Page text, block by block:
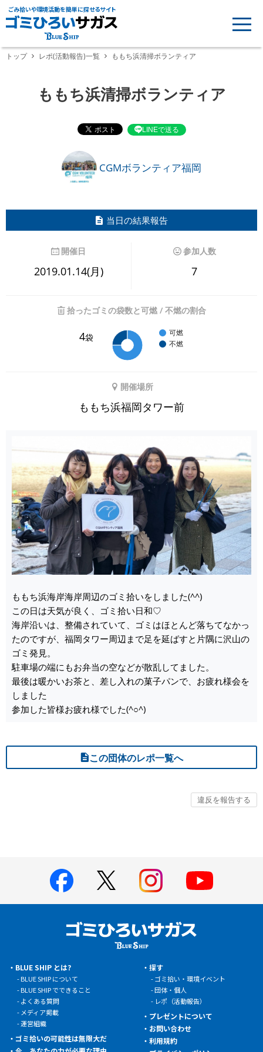
ごみ拾いや環境活動を簡単に探せるサイト
トップ レポ(活動報告)一覧 ももち浜清掃ボランティア
ももち浜清掃ボランティア
LINEで送る
CGMボランティア福岡
当日の結果報告
開催日
2019.01.14(月)
参加人数
7
拾ったゴミの袋数と可燃 / 不燃の割合
4袋
可燃
不燃
開催場所
ももち浜福岡タワー前
ももち浜海岸海岸周辺のゴミ拾いをしました(^^)
この日は天気が良く、ゴミ拾い日和♡
海岸沿いは、整備されていて、ゴミはほとんど落ちてなかっ
たのですが、福岡タワー周辺まで足を延ばすと片隅に沢山の
ゴミ発見。
駐車場の端にもお弁当の空などが散乱してました。
最後は暖かいお茶と、差し入れの菓子パンで、お疲れ様会を
しました
参加した皆様お疲れ様でした(^○^)
この団体のレポ一覧へ
BLUE SHIP とは?
BLUE SHIP について
BLUE SHIP でできること
よくある質問
メディア掲載
運営組織
ゴミ拾いの可能性は無限大だ
探す
ゴミ拾い・環境イベント
団体・個人
レポ（活動報告）
プレゼントについて
お問い合わせ
利用規約